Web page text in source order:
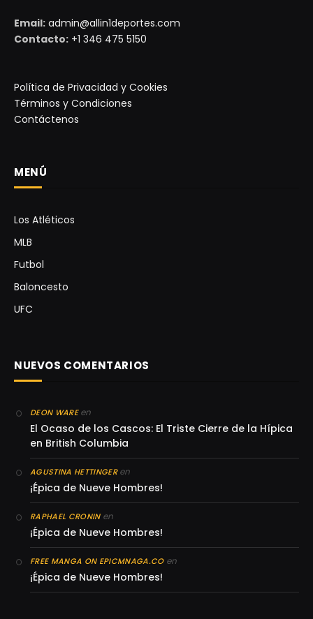
Email: admin@allin1deportes.com
Contacto: +1 346 475 5150
Política de Privacidad y Cookies
Términos y Condiciones
Contáctenos
MENÚ
Los Atléticos
MLB
Futbol
Baloncesto
UFC
NUEVOS COMENTARIOS
DEON WAREen
El Ocaso de los Cascos: El Triste Cierre de la Hípica
en British Columbia
AGUSTINA HETTINGERen
¡Épica de Nueve Hombres!
RAPHAEL CRONINen
¡Épica de Nueve Hombres!
FREE MANGA ON EPICMNAGA.COen
¡Épica de Nueve Hombres!